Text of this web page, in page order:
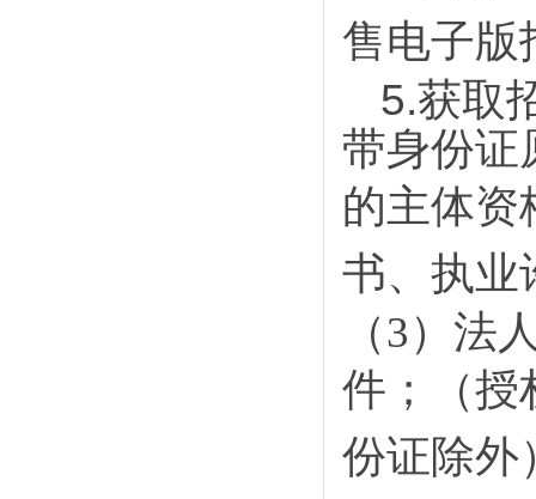
售电子版
5.获取
带身份证
的主体资
书、执业
（3）法
件；（授
份证除外